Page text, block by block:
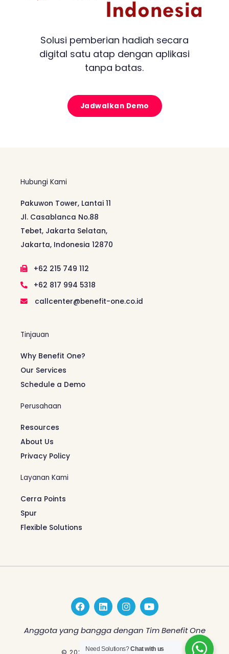
Solusi pemberian hadiah secara
digital satu atap dengan aplikasi
tanpa batas.
Jadwalkan Demo
Hubungi Kami
Pakuwon Tower, Lantai 11
Jl. Casablanca No.88
Tebet, Jakarta Selatan,
Jakarta, Indonesia 12870
+62 215 749 112
+62 817 994 5318
callcenter@benefit-one.co.id
Tinjauan
Why Benefit One?
Our Services
Schedule a Demo
Perusahaan
Resources
About Us
Privacy Policy
Layanan Kami
Cerra Points
Spur
Flexible Solutions
F
a
c
e
L
i
n
k
e
d
I
n
s
t
a
g
Y
o
u
t
b
Anggota yang bangga dengan Tim Benefit One
Need Solutions?Chat with us